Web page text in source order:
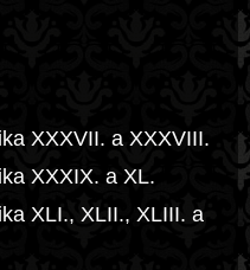
XXXVII. a XXXVIII.
XXXIX. a XL.
XLI., XLII., XLIII. a